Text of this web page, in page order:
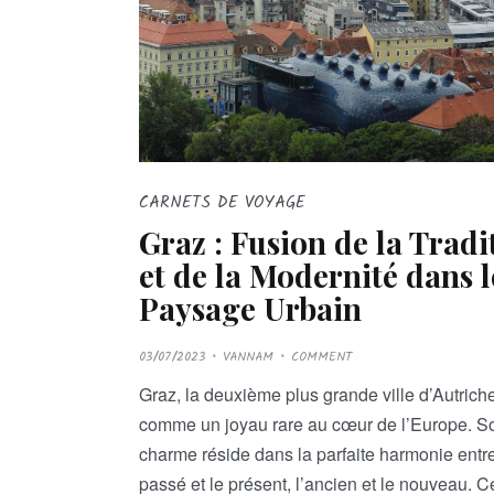
CARNETS DE VOYAGE
Graz : Fusion de la
et de la Modernité dans
Paysage Urbain
P
O
T
E
D
O
03/07/2023 VANNAM COMMENT
Graz, la deuxième plus grande ville
comme un joyau rare au cœur de l’Europe.
charme réside dans la parfaite harmonie
passé et le présent, l’ancien et le nouveau.